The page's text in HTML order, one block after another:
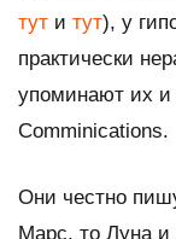
тут и тут), у
практически
упоминают их и
Comminications.
Они честно
Марс, то Луна